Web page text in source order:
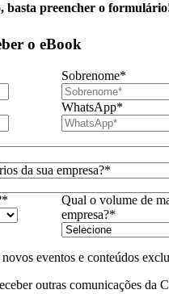
basta preencher o
o eBook
Sobrenome*
WhatsApp*
da sua empresa?*
*
Qual o volume de
empresa?*
eventos e conteúdos
outras comunicações da